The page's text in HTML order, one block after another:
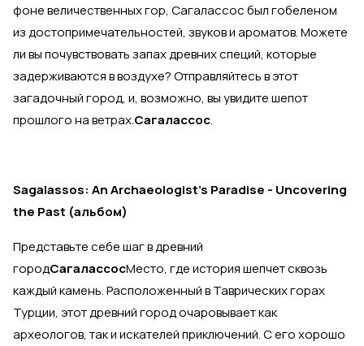
фоне величественных гор, Сагалассос был гобеленом
из достопримечательностей, звуков и ароматов. Можете
ли вы почувствовать запах древних специй, которые
задерживаются в воздухе? Отправляйтесь в этот
загадочный город, и, возможно, вы увидите шепот
прошлого на ветрах.Сагалассос.
Sagalassos: An Archaeologist's Paradise - Uncovering
the Past (альбом)
Представьте себе шаг в древний
городСагалассосМесто, где история шепчет сквозь
каждый камень. Расположенный в Таврических горах
Турции, этот древний город очаровывает как
археологов, так и искателей приключений. С его хорошо